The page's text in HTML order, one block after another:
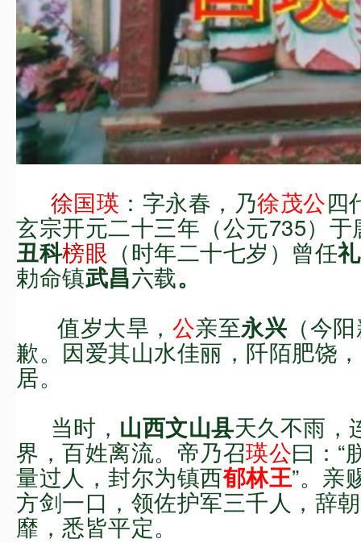
徐国瑛 ： 字永春， 乃徐茂公四
玄宗开元二十三年（公元735）于
丑科榜眼 （时年二十七岁）曾任
勅命镇武昌六载。
值岁大旱， 公亲至永兴 （今
歉。 因爱其山水佳丽，阡陌肥饶
居。
当时 ， 山西文山县天久不雨，
界，百姓离流。 帝乃召瑛公曰：“
量过人，封尔为镇西郁林王”。 亲
方剑一口，领佐护军三千人，辞
靡，悉皆平定。